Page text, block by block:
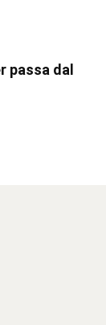
passa dal